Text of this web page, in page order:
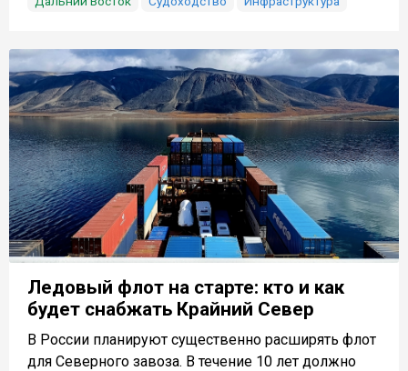
Ледовый флот на старте: кто и как
будет снабжать Крайний Север
В России планируют существенно расширять флот
для Северного завоза. В течение 10 лет должно